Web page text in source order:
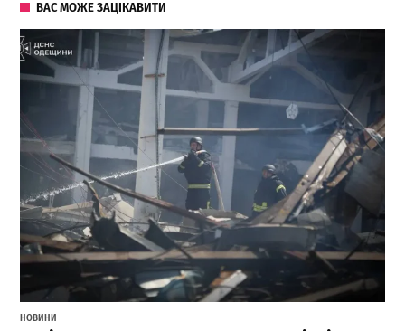
ВАС МОЖЕ ЗАЦІКАВИТИ
НОВИНИ